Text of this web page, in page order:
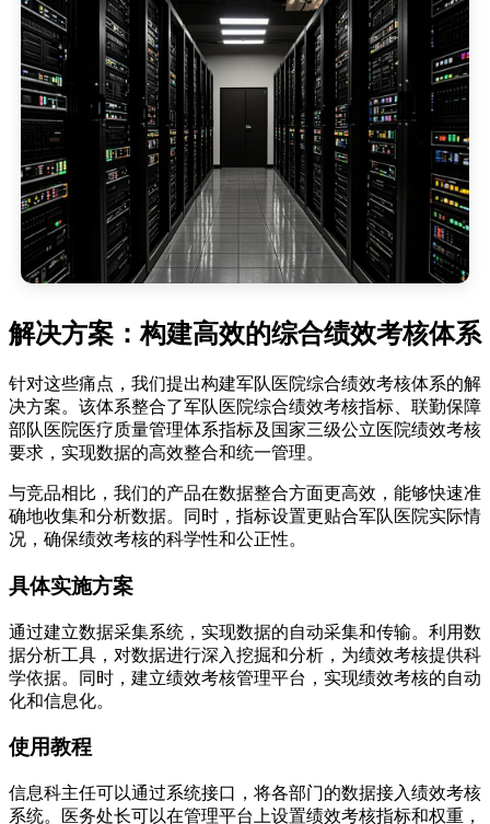
解决方案：构建高效的综合绩效考核体系
针对这些痛点，我们提出构建军队医院综合绩效考核体系的解
决方案。该体系整合了军队医院综合绩效考核指标、联勤保障
部队医院医疗质量管理体系指标及国家三级公立医院绩效考核
要求，实现数据的高效整合和统一管理。
与竞品相比，我们的产品在数据整合方面更高效，能够快速准
确地收集和分析数据。同时，指标设置更贴合军队医院实际情
况，确保绩效考核的科学性和公正性。
具体实施方案
通过建立数据采集系统，实现数据的自动采集和传输。利用数
据分析工具，对数据进行深入挖掘和分析，为绩效考核提供科
学依据。同时，建立绩效考核管理平台，实现绩效考核的自动
化和信息化。
使用教程
信息科主任可以通过系统接口，将各部门的数据接入绩效考核
系统。医务处长可以在管理平台上设置绩效考核指标和权重，